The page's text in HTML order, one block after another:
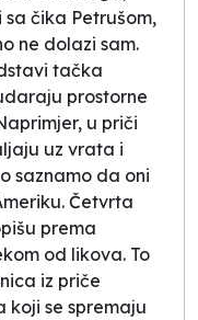
sa čika Petrušom,
ne dolazi sam.
tačka
prostorne
u priči
uz vrata i
saznamo da oni
Četvrta
prema
od likova. To
iz priče
koji se spremaju